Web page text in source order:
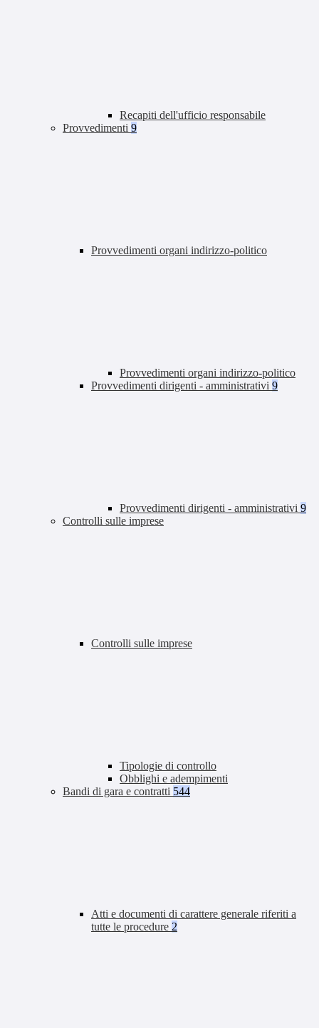
Recapiti dell'ufficio responsabile
Provvedimenti 9
Provvedimenti organi indirizzo-politico
Provvedimenti organi indirizzo-politico
Provvedimenti dirigenti - amministrativi 9
Provvedimenti dirigenti - amministrativi 9
Controlli sulle imprese
Controlli sulle imprese
Tipologie di controllo
Obblighi e adempimenti
Bandi di gara e contratti 544
Atti e documenti di carattere generale riferiti a
tutte le procedure 2